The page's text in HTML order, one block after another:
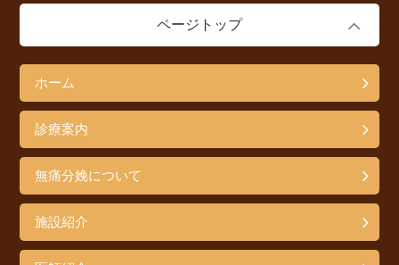
ページトップ
ホーム
診療案内
無痛分娩について
施設紹介